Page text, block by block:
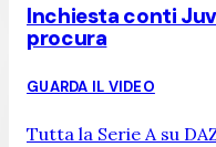
Inchiesta conti
procura
GUARDA IL VIDEO
Tutta la Serie A su